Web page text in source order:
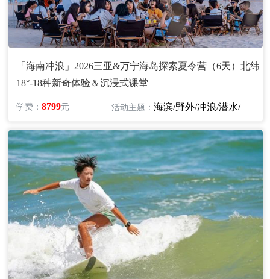
「海南冲浪」2026三亚&万宁海岛探索夏令营（6天）北纬
18°-18种新奇体验＆沉浸式课堂
学费：8799元 活动主题：海滨/野外/冲浪/潜水/探险